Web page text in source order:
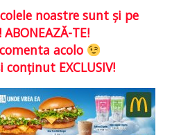
noastre sunt şi pe
TE!
acolo
EXCLUSIV!